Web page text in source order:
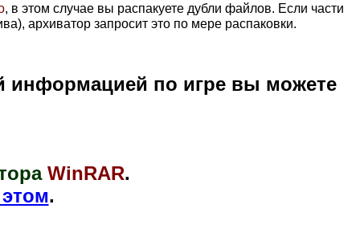
, в этом случае вы распакуете дубли файлов. Если части
архиватор запросит это по мере распаковки.
информацией по игре вы можете
WinRAR.
.